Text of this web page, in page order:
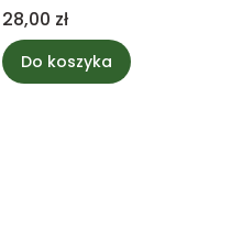
Cena
28,00 zł
Do koszyka